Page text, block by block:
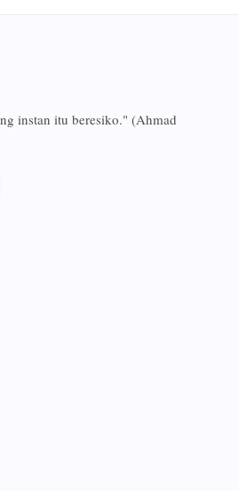
instan itu beresiko." (Ahmad